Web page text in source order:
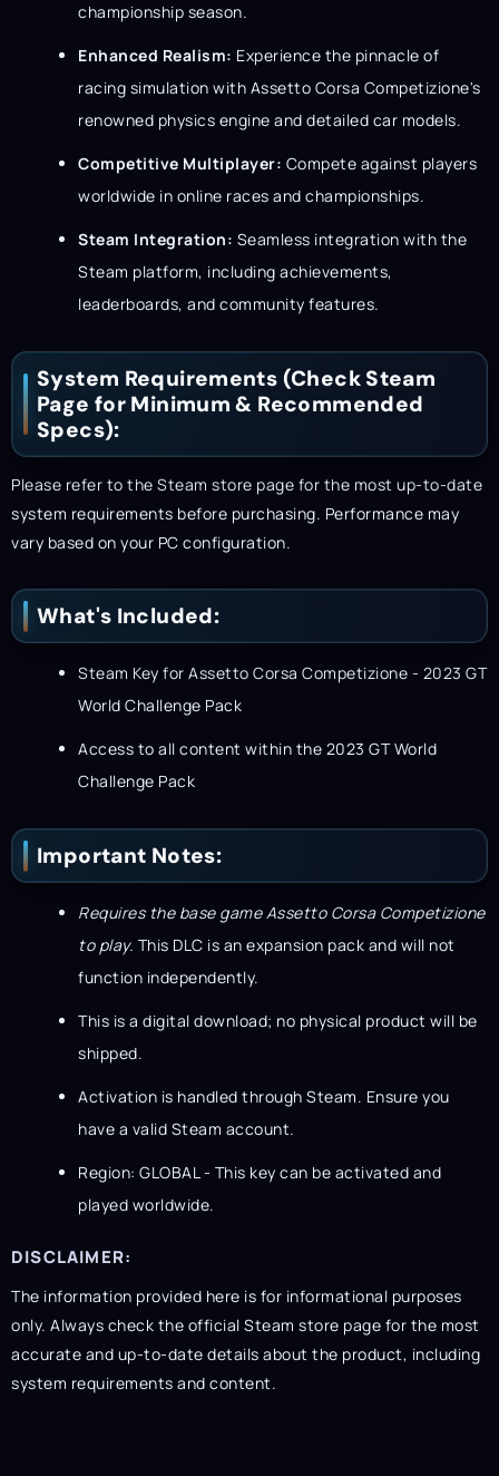
championship season.
Enhanced Realism: Experience the pinnacle of
racing simulation with Assetto Corsa Competizione's
renowned physics engine and detailed car models.
Competitive Multiplayer: Compete against players
worldwide in online races and championships.
Steam Integration: Seamless integration with the
Steam platform, including achievements,
leaderboards, and community features.
System Requirements (Check Steam
Page for Minimum & Recommended
Specs):
Please refer to the Steam store page for the most up-to-date
system requirements before purchasing. Performance may
vary based on your PC configuration.
What's Included:
Steam Key for Assetto Corsa Competizione - 2023 GT
World Challenge Pack
Access to all content within the 2023 GT World
Challenge Pack
Important Notes:
Requires the base game Assetto Corsa Competizione
to play. This DLC is an expansion pack and will not
function independently.
This is a digital download; no physical product will be
shipped.
Activation is handled through Steam. Ensure you
have a valid Steam account.
Region: GLOBAL - This key can be activated and
played worldwide.
DISCLAIMER:
The information provided here is for informational purposes
only. Always check the official Steam store page for the most
accurate and up-to-date details about the product, including
system requirements and content.